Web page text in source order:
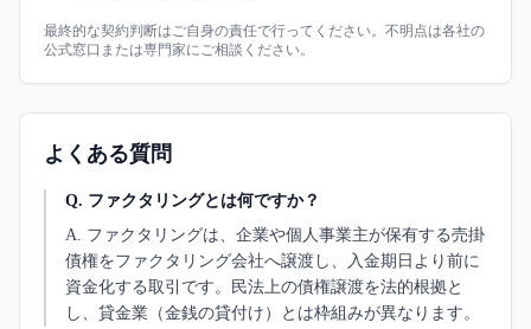
最終的な契約判断はご自身の責任で行ってください。不明点は各社の
公式窓口または専門家にご相談ください。
よくある質問
Q. ファクタリングとは何ですか？
A. ファクタリングは、企業や個人事業主が保有する売掛
債権をファクタリング会社へ譲渡し、入金期日より前に
資金化する取引です。民法上の債権譲渡を法的根拠と
し、貸金業（金銭の貸付け）とは枠組みが異なります。